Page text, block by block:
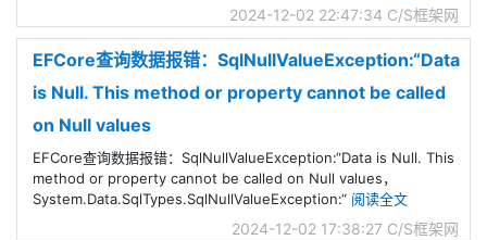
2024-12-02 22:47:34 C/S框架网
EFCore查询数据报错：SqlNullValueException:“Data
is Null. This method or property cannot be called
on Null values
EFCore查询数据报错：SqlNullValueException:“Data is Null. This
method or property cannot be called on Null values，
System.Data.SqlTypes.SqlNullValueException:“ 阅读全文
2024-12-02 17:38:27 C/S框架网